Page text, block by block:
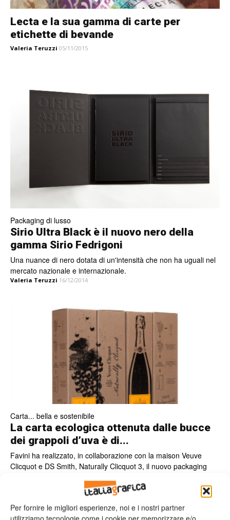
Per fornire le migliori esperienze, noi e i nostri partner
Lecta e la sua gamma di carte per
etichette di bevande
Valeria Teruzzi 05/11/2015
Packaging di lusso
Sirio Ultra Black è il nuovo nero della
gamma Sirio Fedrigoni
Una nuance di nero dotata di un'intensità che non ha uguali nel
mercato nazionale e internazionale.
Valeria Teruzzi 16/12/2014
Carta... bella e sostenibile
La carta ecologica ottenuta dalle bucce
dei grappoli d’uva è di...
Favini ha realizzato, in collaborazione con la maison Veuve
Clicquot e DS Smith, Naturally Clicquot 3, il nuovo packaging
06/10/2015